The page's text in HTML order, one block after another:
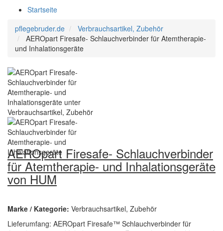
Startseite
pflegebruder.de
Verbrauchsartikel, Zubehör
AEROpart Firesafe- Schlauchverbinder für Atemtherapie-
und Inhalationsgeräte
AEROpart Firesafe- Schlauchverbinder
für Atemtherapie- und Inhalationsgeräte
von HUM
Marke / Kategorie: Verbrauchsartikel, Zubehör
Lieferumfang: AEROpart Firesafe™ Schlauchverbinder für